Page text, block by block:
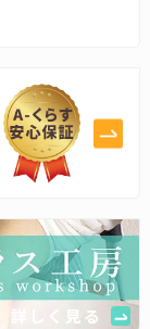
詳しく見る